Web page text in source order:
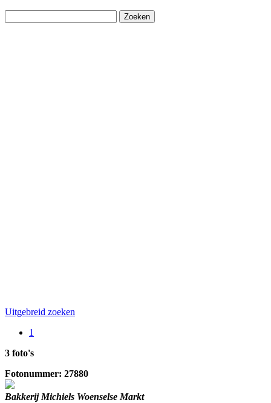
Uitgebreid zoeken
1
3 foto's
Fotonummer: 27880
Bakkerij Michiels Woenselse Markt